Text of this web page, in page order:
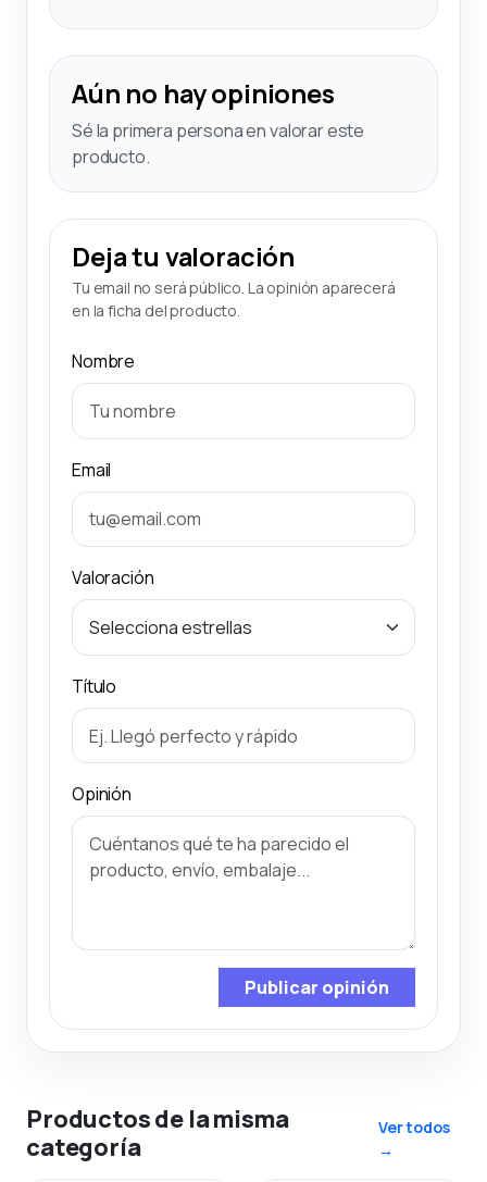
Aún no hay opiniones
Sé la primera persona en valorar este
producto.
Deja tu valoración
Tu email no será público. La opinión aparecerá
en la ficha del producto.
Nombre
Email
Valoración
Título
Opinión
Publicar opinión
Productos de la misma
categoría
Ver todos
→